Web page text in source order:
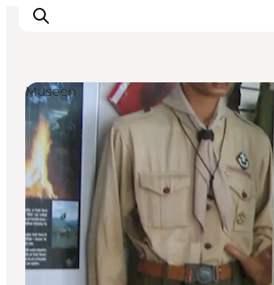
Sehen und erleben
Veranstaltungen
Städte und Regionen
Reiseplanung
Transport
Museen